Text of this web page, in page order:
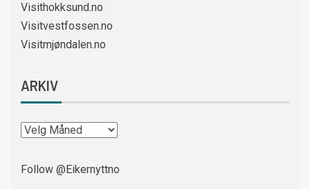
Visithokksund.no
Visitvestfossen.no
Visitmjøndalen.no
ARKIV
Follow @Eikernyttno